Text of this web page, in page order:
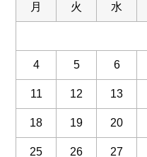
月 火 水
4 5 6
11 12 13
18 19 20
25 26 27